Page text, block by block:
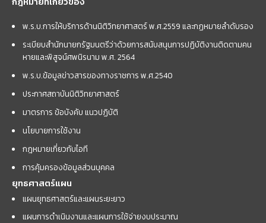
พ.ร.บ.การให้บริการด้านนิติวิทยาศาสตร์ พ.ศ.2559 และกฏหมายลำดับรอง
ระเบียบสำนักนายกรัฐมนตรีว่าด้วยการสนับสนุนการปฏิบัติงานติดตามคน
หายและพิสูจน์ศพนิรนาม พ.ศ. 2564
พ.ร.บ.ข้อมูลข่าวสารของทางราชการ พ.ศ.2540
ประกาศสถาบันนิติวิทยาศาสตร์
มาตรการ ข้อบังคับ แนวปฏิบัติ
นโยบายการใช้งาน
กฎหมายเกี่ยวกับไอที
การคุ้มครองข้อมูลส่วนบุคคล
ยุทธศาสตร์แผน
แผนยุทธศาสตร์และแผนระยะยาว
แผนการดำเนินงานและแผนการใช้จ่ายงบประมาณ